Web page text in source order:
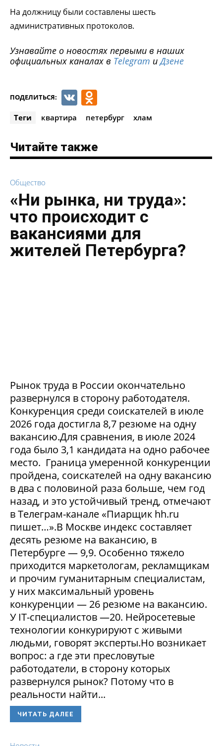
На должницу были составлены шесть
административных протоколов.
Узнавайте о новостях первыми в наших
официальных каналах в Telegram иДзене
ПОДЕЛИТЬСЯ: VK
Теги квартира петербург хлам
Читайте также
Общество
«Ни рынка, ни труда»:
что происходит с
вакансиями для
жителей Петербурга?
Рынок труда в России окончательно
развернулся в сторону работодателя.
Конкуренция среди соискателей в июле
2026 года достигла 8,7 резюме на одну
вакансию.Для сравнения, в июле 2024
года было 3,1 кандидата на одно рабочее
место. Граница умеренной конкуренции
пройдена, соискателей на одну вакансию
в два с половиной раза больше, чем год
назад, и это устойчивый тренд, отмечают
в Телеграм-канале «Пиарщик hh.ru
пишет…».В Москве индекс составляет
десять резюме на вакансию, в
Петербурге — 9,9. Особенно тяжело
приходится маркетологам, рекламщикам
и прочим гуманитарным специалистам,
у них максимальный уровень
конкуренции — 26 резюме на вакансию.
У IT-специалистов —20. Нейросетевые
технологии конкурируют с живыми
людьми, говорят эксперты.Но возникает
вопрос: а где эти пресловутые
работодатели, в сторону которых
развернулся рынок? Потому что в
реальности найти...
ЧИТАТЬ ДАЛЕЕ